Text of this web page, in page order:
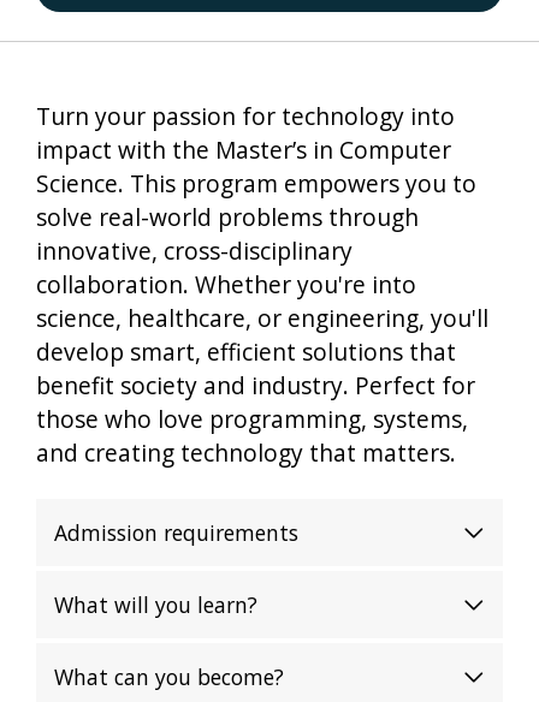
Turn your passion for technology into
impact with the Master’s in Computer
Science. This program empowers you to
solve real-world problems through
innovative, cross-disciplinary
collaboration. Whether you're into
science, healthcare, or engineering, you'll
develop smart, efficient solutions that
benefit society and industry. Perfect for
those who love programming, systems,
and creating technology that matters.
Admission requirements
What will you learn?
What can you become?